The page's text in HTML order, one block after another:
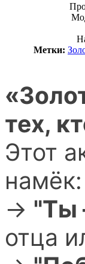
Метки:
тех,
Этот
намёк:
→ "Ты
отца